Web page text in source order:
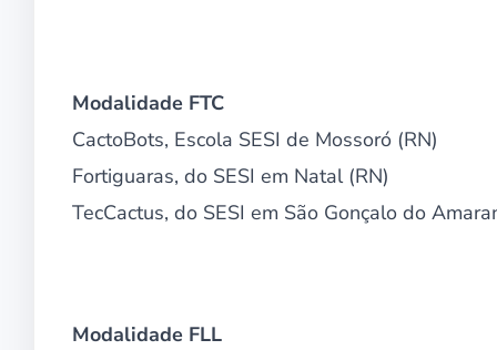
Modalidade FTC
CactoBots, Escola SESI de Mossoró (RN)
Fortiguaras, do SESI em Natal (RN)
TecCactus, do SESI em São Gonçalo do
Modalidade FLL